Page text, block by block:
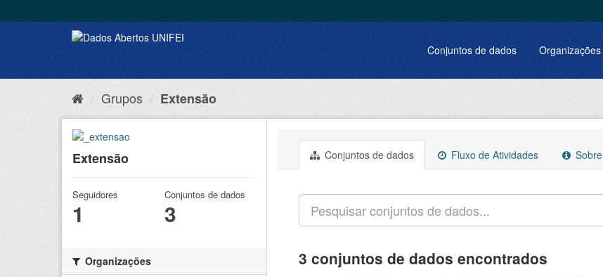
Conjuntos de dados Organizações
Grupos Extensão
Extensão
Seguidores
1
Conjuntos de dados
3
Organizações
Conjuntos de dados Fluxo de Atividades Sobre
3 conjuntos de dados encontrados